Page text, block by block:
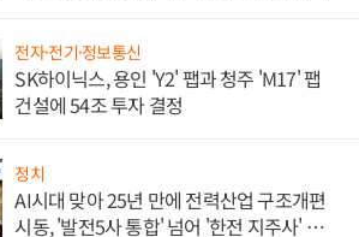
전자·전기·정보통신
SK하이닉스, 용인 'Y2' 팹과 청주 'M17' 팹
건설에 54조 투자 결정
정치
AI시대 맞아 25년 만에 전력산업 구조개편
시동, '발전5사 통합' 넘어 '한전 지주사' 재편